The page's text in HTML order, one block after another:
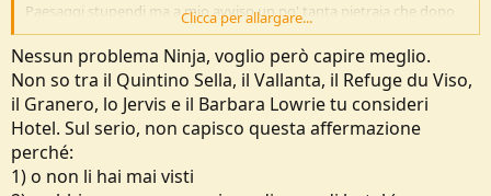
Paesaggi stupendi ma a mio avviso un po' tanta pietraia che dopo
un po' mi ha rotto, per contro c'è il buco di viso che è il traforo più
antico d'europa e anche se è lungo solo 70m dà una certa emozione
attraversarlo.
Clicca per allargare...
Nessun problema Ninja, voglio però capire meglio.
Non so tra il Quintino Sella, il Vallanta, il Refuge du Viso,
il Granero, lo Jervis e il Barbara Lowrie tu consideri
Hotel. Sul serio, non capisco questa affermazione
perché:
1) o non li hai mai visti